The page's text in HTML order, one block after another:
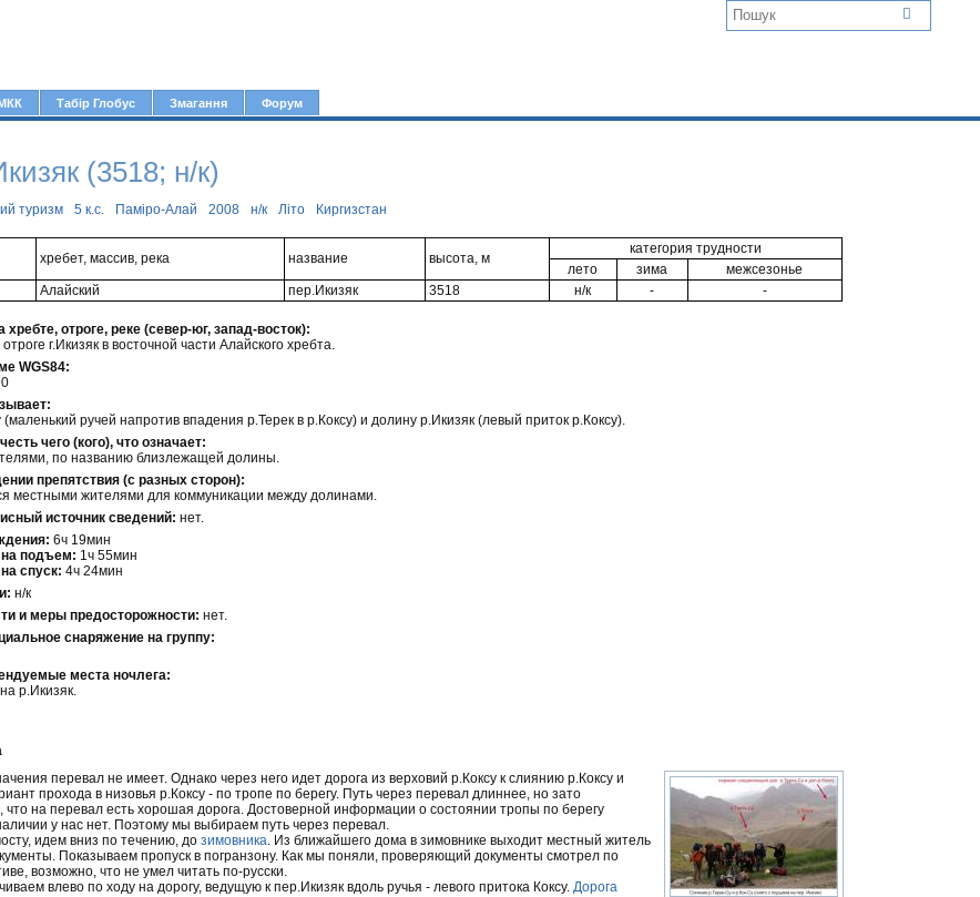
Табір Глобус Змагання Форум
(3518; н/к)
туризм 5 к.с. Паміро-Алай 2008 н/к Літо Киргизстан
хребет, массив, река название высота, м
категория трудности
лето
зима
межсезонье
Алайский пер.Икизяк 3518 н/к - -
отроге, реке (север-юг, запад-восток):
г.Икизяк в восточной части Алайского хребта.
WGS84:
ручей напротив впадения р.Терек в р.Коксу) и долину р.Икизяк (левый приток р.Коксу).
чего (кого), что означает:
по названию близлежащей долины.
препятствия (с разных сторон):
местными жителями для коммуникации между долинами.
источник сведений: нет.
6ч 19мин
на подъем: 1ч 55мин
спуск: 4ч 24мин
н/к
и меры предосторожности: нет.
снаряжение на группу:
места ночлега:
р.Икизяк.
перевал не имеет. Однако через него идет дорога из верховий р.Коксу к слиянию р.Коксу и
прохода в низовья р.Коксу - по тропе по берегу. Путь через перевал длиннее, но зато
что на перевал есть хорошая дорога. Достоверной информации о состоянии тропы по берегу
у нас нет. Поэтому мы выбираем путь через перевал.
идем вниз по течению, до зимовника. Из ближайшего дома в зимовнике выходит местный житель
Показываем пропуск в погранзону. Как мы поняли, проверяющий документы смотрел по
возможно, что не умел читать по-русски.
влево по ходу на дорогу, ведущую к пер.Икизяк вдоль ручья - левого притока Коксу. Дорога